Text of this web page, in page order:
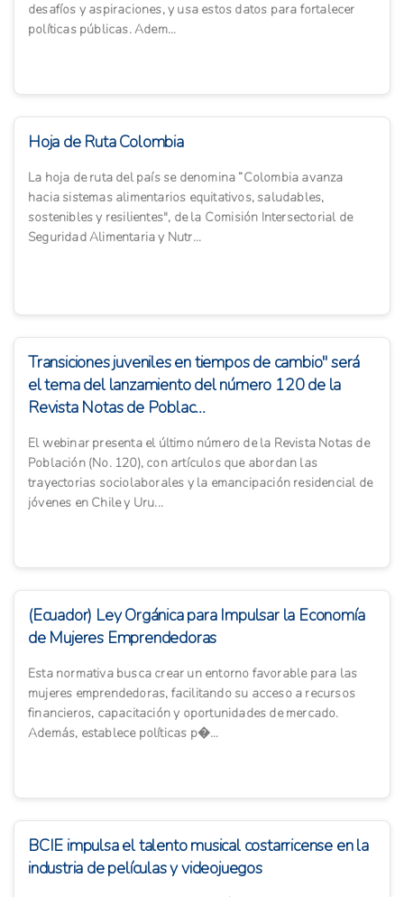
desafíos y aspiraciones, y usa estos datos para fortalecer
políticas públicas. Adem...
Hoja de Ruta Colombia
La hoja de ruta del país se denomina “Colombia avanza
hacia sistemas alimentarios equitativos, saludables,
sostenibles y resilientes", de la Comisión Intersectorial de
Seguridad Alimentaria y Nutr...
Transiciones juveniles en tiempos de cambio" será
el tema del lanzamiento del número 120 de la
Revista Notas de Poblac...
El webinar presenta el último número de la Revista Notas de
Población (No. 120), con artículos que abordan las
trayectorias sociolaborales y la emancipación residencial de
jóvenes en Chile y Uru...
(Ecuador) Ley Orgánica para Impulsar la Economía
de Mujeres Emprendedoras
Esta normativa busca crear un entorno favorable para las
mujeres emprendedoras, facilitando su acceso a recursos
financieros, capacitación y oportunidades de mercado.
Además, establece políticas p�...
BCIE impulsa el talento musical costarricense en la
industria de películas y videojuegos